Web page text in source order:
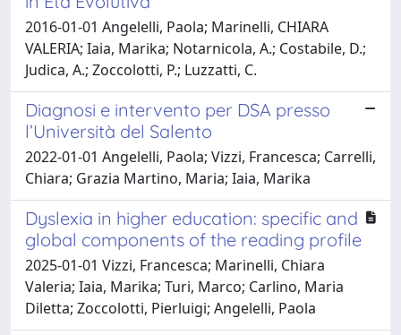
2016-01-01 Angelelli, Paola; Marinelli, CHIARA
VALERIA; Iaia, Marika; Notarnicola, A.; Costabile, D.;
Judica, A.; Zoccolotti, P.; Luzzatti, C.
Diagnosi e intervento per DSA presso
l’Università del Salento
2022-01-01 Angelelli, Paola; Vizzi, Francesca; Carrelli,
Chiara; Grazia Martino, Maria; Iaia, Marika
Dyslexia in higher education: specific and
global components of the reading profile
2025-01-01 Vizzi, Francesca; Marinelli, Chiara
Valeria; Iaia, Marika; Turi, Marco; Carlino, Maria
Diletta; Zoccolotti, Pierluigi; Angelelli, Paola